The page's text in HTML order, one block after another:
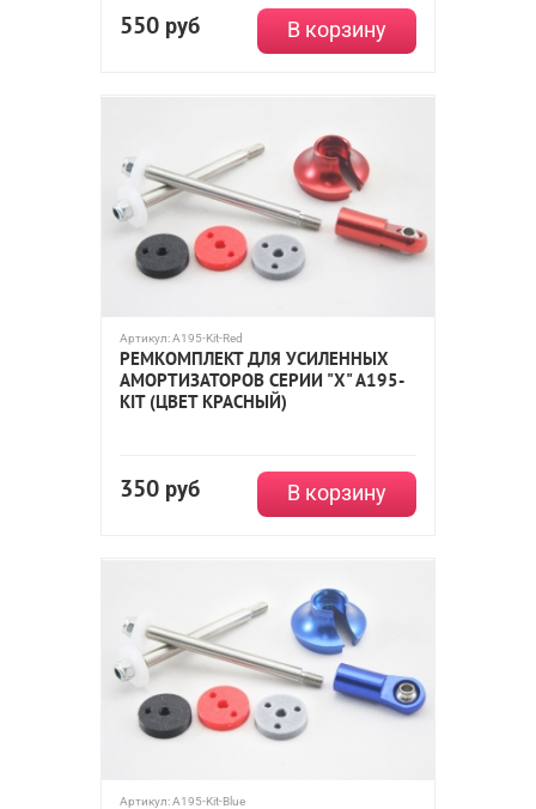
550 руб В корзину
Артикул:A195-Kit-Red
РЕМКОМПЛЕКТ ДЛЯ УСИЛЕННЫХ
АМОРТИЗАТОРОВ СЕРИИ "X" A195-
KIT (ЦВЕТ КРАСНЫЙ)
350 руб В корзину
Артикул:A195-Kit-Blue